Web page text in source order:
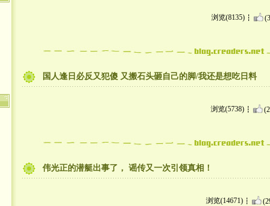
浏览(8135)
国人逢日必反又犯傻 又搬石头砸自己的脚/我还是想吃日料
浏览(5738)
伟光正的潜艇出事了， 谣传又一次引领真相！
浏览(14671)